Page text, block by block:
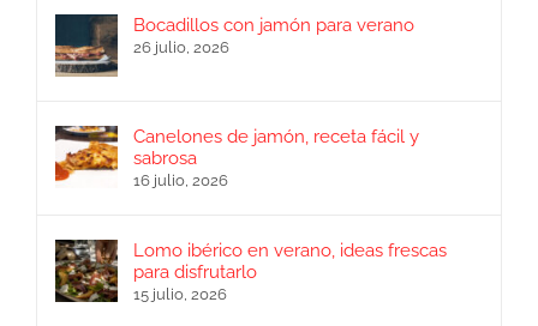
Bocadillos con jamón para verano
26 julio, 2026
Canelones de jamón, receta fácil y
sabrosa
16 julio, 2026
Lomo ibérico en verano, ideas frescas
para disfrutarlo
15 julio, 2026